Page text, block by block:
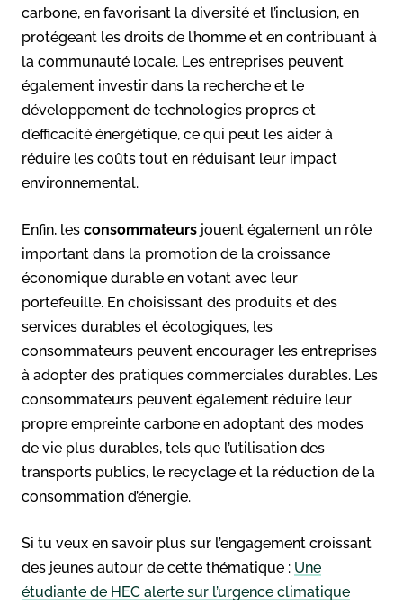
carbone, en favorisant la diversité et l’inclusion, en
protégeant les droits de l’homme et en contribuant à
la communauté locale. Les entreprises peuvent
également investir dans la recherche et le
développement de technologies propres et
d’efficacité énergétique, ce qui peut les aider à
réduire les coûts tout en réduisant leur impact
environnemental.
Enfin, les consommateurs jouent également un rôle
important dans la promotion de la croissance
économique durable en votant avec leur
portefeuille. En choisissant des produits et des
services durables et écologiques, les
consommateurs peuvent encourager les entreprises
à adopter des pratiques commerciales durables. Les
consommateurs peuvent également réduire leur
propre empreinte carbone en adoptant des modes
de vie plus durables, tels que l’utilisation des
transports publics, le recyclage et la réduction de la
consommation d’énergie.
Si tu veux en savoir plus sur l’engagement croissant
des jeunes autour de cette thématique : Une
étudiante de HEC alerte sur l’urgence climatique